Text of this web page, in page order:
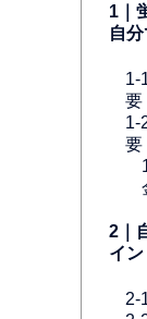
1｜
自
1-
要
1-
要
2｜
イン
2-